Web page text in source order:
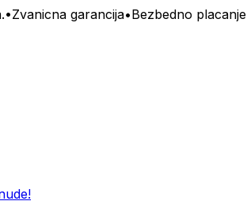
•Zvanicna garancija•Bezbedno placanje